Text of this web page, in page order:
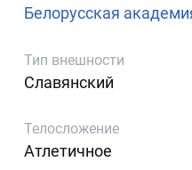
Белорусская
Тип внешности
Славянский
Телосложение
Атлетичное